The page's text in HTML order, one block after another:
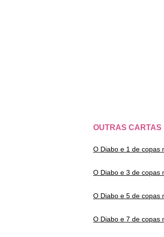
OUTRAS CARTAS
O Diabo e 1 de copas
O Diabo e 3 de copas
O Diabo e 5 de copas
O Diabo e 7 de copas